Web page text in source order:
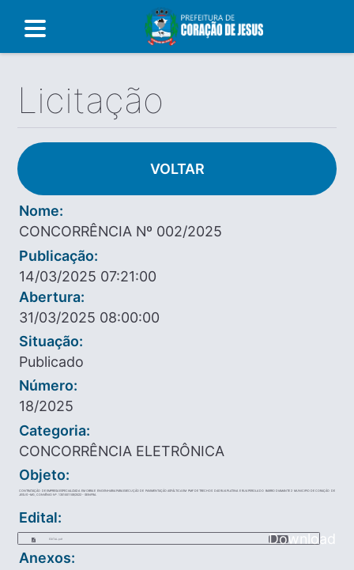
Licitação
VOLTAR
Nome:
CONCORRÊNCIA Nº 002/2025
Publicação:
14/03/2025 07:21:00
Abertura:
31/03/2025 08:00:00
Situação:
Publicado
Número:
18/2025
Categoria:
CONCORRÊNCIA ELETRÔNICA
Objeto:
CONTRATAÇÃO DE EMPRESA ESPECIALIZADA EM OBRA E ENGENHARIA PARA EXECUÇÃO DE PAVIMENTAÇÃO ASFÁLTICA EM PMF DE TRECHOS DAS RUA PLATINA E RUA PEROLA DO BAIRRO DIAMANTE 2 MUNICIPIO DE CORAÇÃO DE
JESUS –MG, CONVÊNIO Nº. 1301001108/2022 - SEINFRA.
Edital:
EDITAL.pdf
Download
Anexos: